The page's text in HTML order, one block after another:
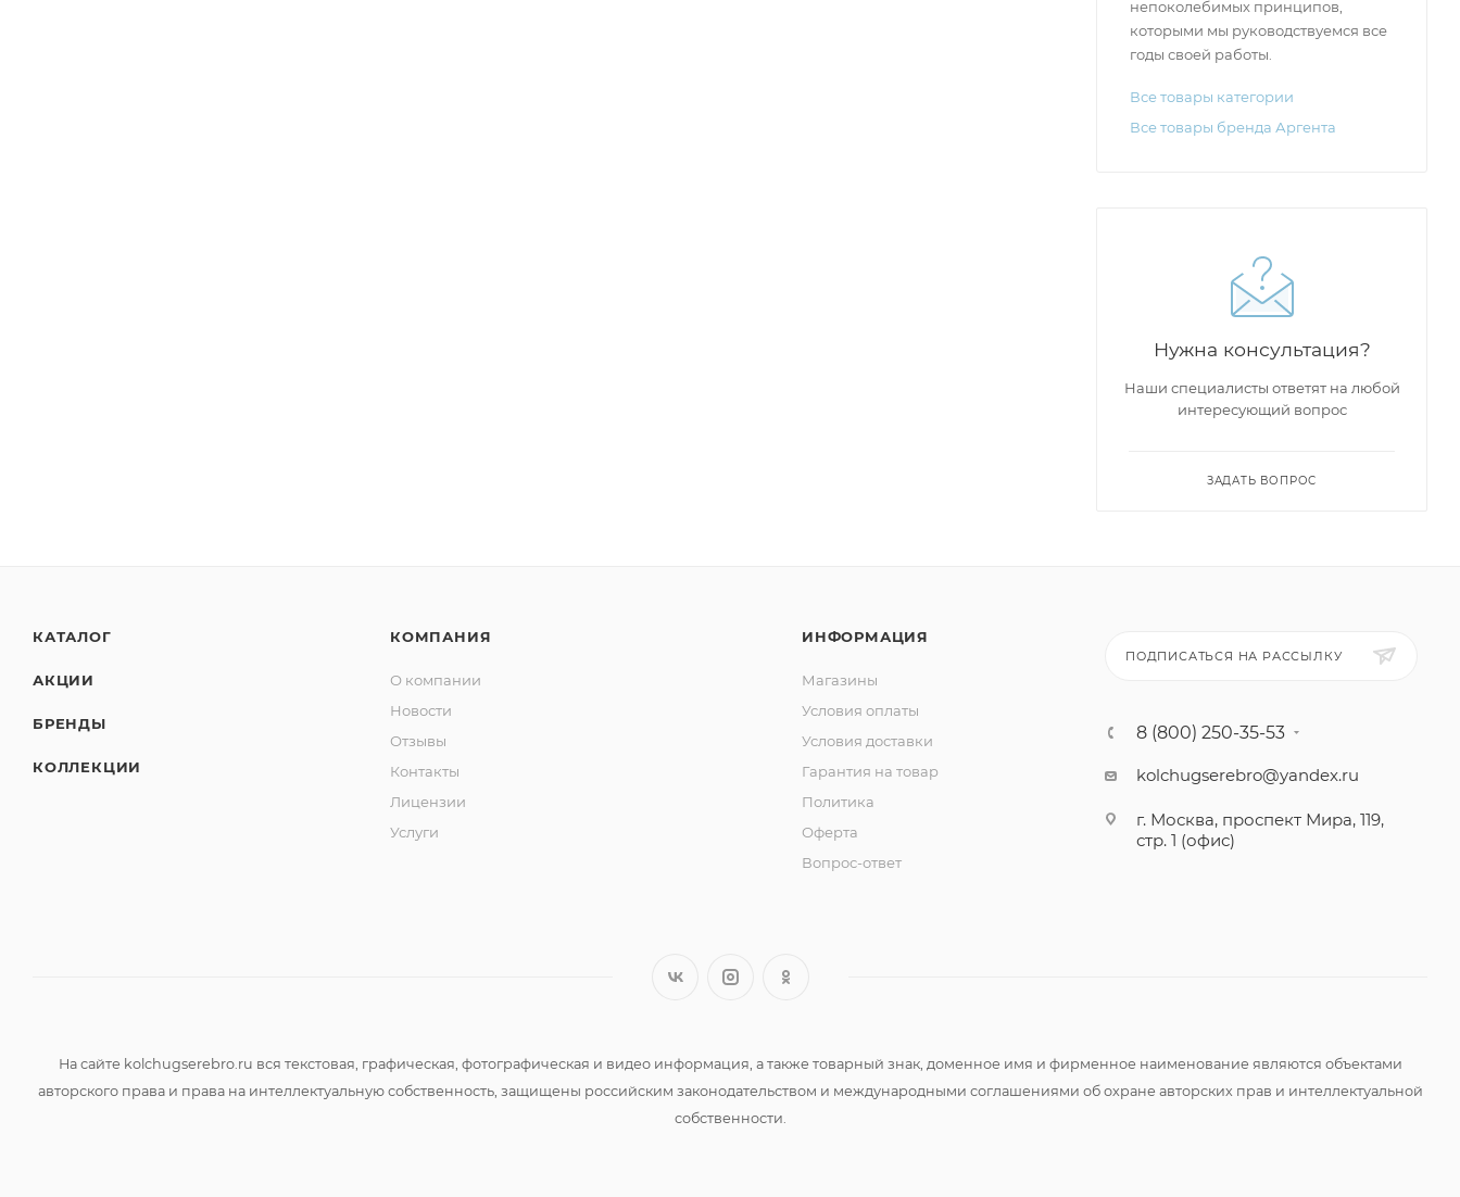
непоколебимых принципов,
которыми мы руководствуемся все
годы своей работы.
Все товары категории
Все товары бренда Аргента
Нужна консультация?
Наши специалисты ответят на любой
интересующий вопрос
ЗАДАТЬ ВОПРОС
КАТАЛОГ
АКЦИИ
БРЕНДЫ
КОЛЛЕКЦИИ
КОМПАНИЯ
О компании
Новости
Отзывы
Контакты
Лицензии
Услуги
ИНФОРМАЦИЯ
Магазины
Условия оплаты
Условия доставки
Гарантия на товар
Политика
Оферта
Вопрос-ответ
ПОДПИСАТЬСЯ НА РАССЫЛКУ
8 (800) 250-35-53
kolchugserebro@yandex.ru
г. Москва, проспект Мира, 119,
стр. 1 (офис)
На сайте kolchugserebro.ru вся текстовая, графическая, фотографическая и видео информация, а также товарный знак, доменное имя и фирменное наименование являются объектами
авторского права и права на интеллектуальную собственность, защищены российским законодательством и международными соглашениями об охране авторских прав и интеллектуальной
собственности.